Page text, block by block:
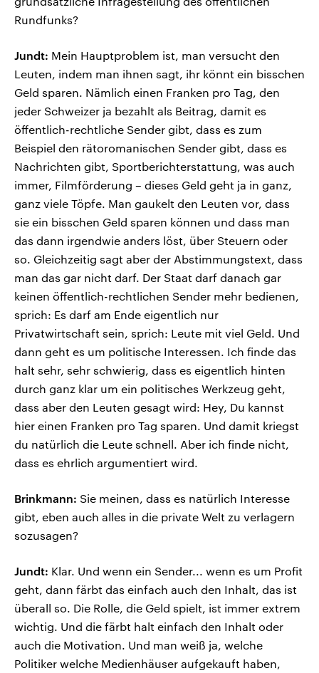
Rundfunks?
Jundt: Mein Hauptproblem ist, man versucht den
Leuten, indem man ihnen sagt, ihr könnt ein bisschen
Geld sparen. Nämlich einen Franken pro Tag, den
jeder Schweizer ja bezahlt als Beitrag, damit es
öffentlich-rechtliche Sender gibt, dass es zum
Beispiel den rätoromanischen Sender gibt, dass es
Nachrichten gibt, Sportberichterstattung, was auch
immer, Filmförderung – dieses Geld geht ja in ganz,
ganz viele Töpfe. Man gaukelt den Leuten vor, dass
sie ein bisschen Geld sparen können und dass man
das dann irgendwie anders löst, über Steuern oder
so. Gleichzeitig sagt aber der Abstimmungstext, dass
man das gar nicht darf. Der Staat darf danach gar
keinen öffentlich-rechtlichen Sender mehr bedienen,
sprich: Es darf am Ende eigentlich nur
Privatwirtschaft sein, sprich: Leute mit viel Geld. Und
dann geht es um politische Interessen. Ich finde das
halt sehr, sehr schwierig, dass es eigentlich hinten
durch ganz klar um ein politisches Werkzeug geht,
dass aber den Leuten gesagt wird: Hey, Du kannst
hier einen Franken pro Tag sparen. Und damit kriegst
du natürlich die Leute schnell. Aber ich finde nicht,
dass es ehrlich argumentiert wird.
Brinkmann: Sie meinen, dass es natürlich Interesse
gibt, eben auch alles in die private Welt zu verlagern
sozusagen?
Jundt: Klar. Und wenn ein Sender... wenn es um Profit
geht, dann färbt das einfach auch den Inhalt, das ist
überall so. Die Rolle, die Geld spielt, ist immer extrem
wichtig. Und die färbt halt einfach den Inhalt oder
auch die Motivation. Und man weiß ja, welche
Politiker welche Medienhäuser aufgekauft haben,